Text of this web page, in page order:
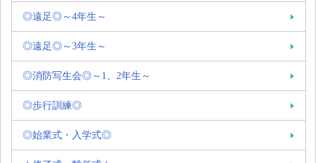
◎遠足◎～4年生～
◎遠足◎～3年生～
◎消防写生会◎～1、2年生～
◎歩行訓練◎
◎始業式・入学式◎